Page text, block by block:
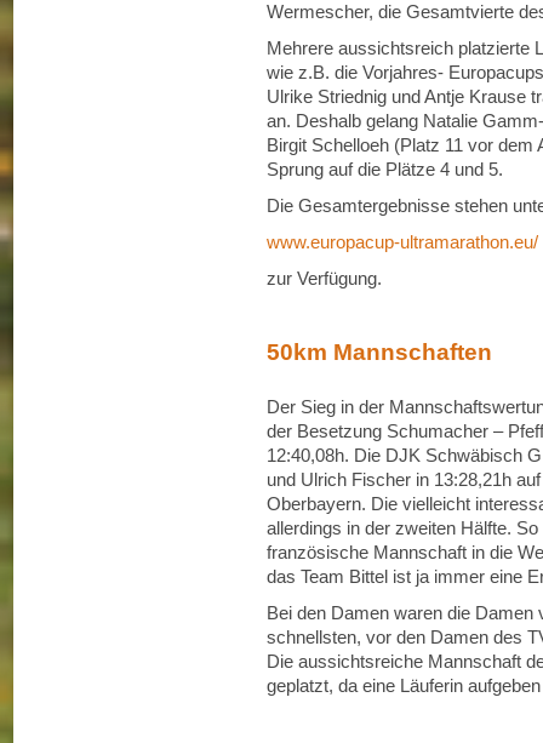
Wermescher, die Gesamtvierte
Mehrere aussichtsreich platzierte
wie z.B. die Vorjahres-
Ulrike Striednig und Antje Krause
an. Deshalb gelang Natalie
Birgit Schelloeh (Platz 11 vor
Sprung auf die Plätze 4 und 5.
Die Gesamtergebnisse stehen
www.europacup-ultramarathon.eu/
zur Verfügung.
50km Mannschaften
Der Sieg in der
der Besetzung Schumacher –
12:40,08h. Die DJK Schwäbisch
und Ulrich Fischer in 13:28,21h
Oberbayern. Die vielleicht
allerdings in der zweiten Hälfte.
französische Mannschaft in die
das Team Bittel ist ja immer eine
Bei den Damen waren die Damen
schnellsten, vor den Damen des
Die aussichtsreiche Mannschaft
geplatzt, da eine Läuferin